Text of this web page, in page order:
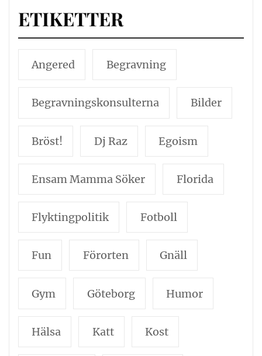
ETIKETTER
Angered Begravning
Begravningskonsulterna Bilder
Bröst! Dj Raz Egoism
Ensam Mamma Söker Florida
Flyktingpolitik Fotboll
Fun Förorten Gnäll
Gym Göteborg Humor
Hälsa Katt Kost